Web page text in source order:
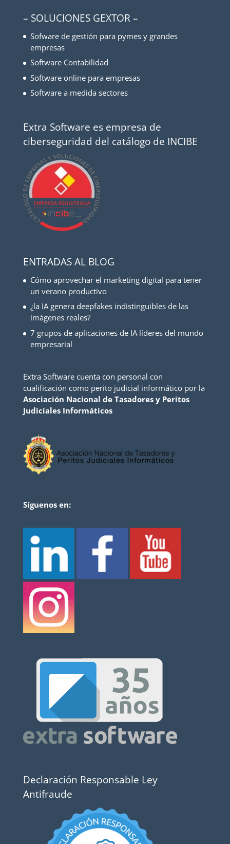
– SOLUCIONES GEXTOR –
Sofware de gestión para pymes y grandes
empresas
Software Contabilidad
Software online para empresas
Software a medida sectores
Extra Software es empresa de
ciberseguridad del catálogo de INCIBE
ENTRADAS AL BLOG
Cómo aprovechar el marketing digital para tener
un verano productivo
¿la IA genera deepfakes indistinguibles de las
imágenes reales?
7 grupos de aplicaciones de IA líderes del mundo
empresarial
Extra Software cuenta con personal con
cualificación como perito judicial informático por la
Asociación Nacional de Tasadores y Peritos
Judiciales Informáticos
Síguenos en:
Declaración Responsable Ley
Antifraude